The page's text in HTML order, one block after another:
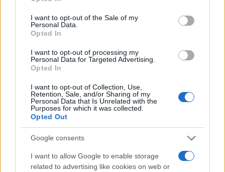
use your data for below specified purposes in below Google
consent section.
I want to opt-out of the Sale of my
Personal Data.
Opted In
I want to opt-out of processing my
Personal Data for Targeted Advertising.
Opted In
I want to opt-out of Collection, Use,
Retention, Sale, and/or Sharing of my
Personal Data that Is Unrelated with the
Purposes for which it was collected.
Opted Out
Google consents
I want to allow Google to enable storage
related to advertising like cookies on web or
Verder lezen